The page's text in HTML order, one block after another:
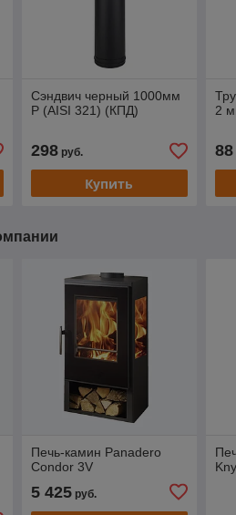
Сэндвич черный 1000мм
P (AISI 321) (КПД)
298руб.
Купить
2
88
Печь-камин Panadero
Condor 3V
5 425руб.